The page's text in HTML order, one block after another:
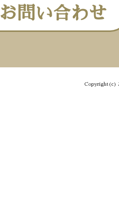
お問い合わせ
Copyright(c)